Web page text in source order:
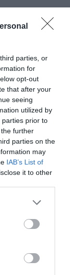
parties, or
for
opt-out
that after your
seeing
utilized by
parties prior to
further
parties on the
may
IAB’s List of
it to other
more Google
may click to
party tags to
below Google
PANNONHALMA
TERMÉSZET,